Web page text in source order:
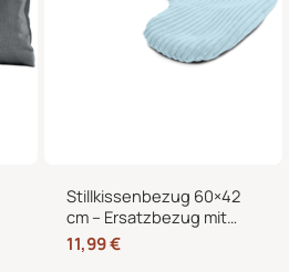
Stillkissenbezug 60×42
cm – Ersatzbezug mit
Reißverschluss für
Stillmond & Stillhörnchen
11,99€